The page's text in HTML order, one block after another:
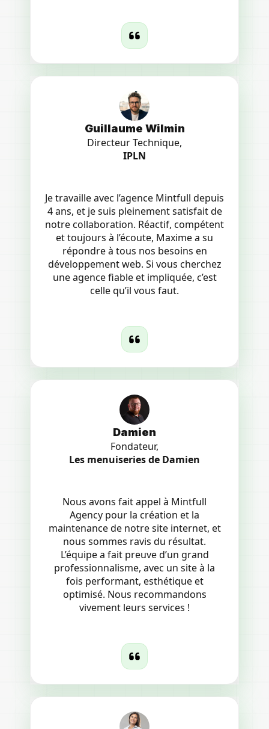
Guillaume Wilmin
Directeur Technique,
IPLN
Je travaille avec l’agence Mintfull depuis
4 ans, et je suis pleinement satisfait de
notre collaboration. Réactif, compétent
et toujours à l’écoute, Maxime a su
répondre à tous nos besoins en
développement web. Si vous cherchez
une agence fiable et impliquée, c’est
celle qu’il vous faut.
Damien
Fondateur,
Les menuiseries de Damien
Nous avons fait appel à Mintfull
Agency pour la création et la
maintenance de notre site internet, et
nous sommes ravis du résultat.
L’équipe a fait preuve d’un grand
professionnalisme, avec un site à la
fois performant, esthétique et
optimisé. Nous recommandons
vivement leurs services !